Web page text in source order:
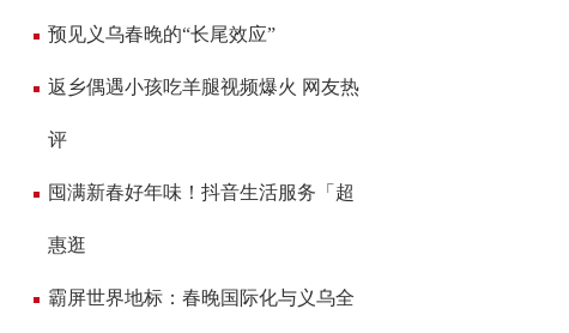
预见义乌春晚的“长尾效应”
返乡偶遇小孩吃羊腿视频爆火 网友热
评
囤满新春好年味！抖音生活服务「超
惠逛
霸屏世界地标：春晚国际化与义乌全